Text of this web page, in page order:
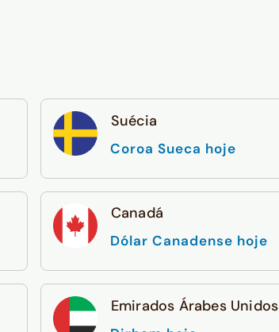
Suécia
Coroa Sueca hoje
Canadá
Dólar Canadense hoje
Emirados Árabes Unidos